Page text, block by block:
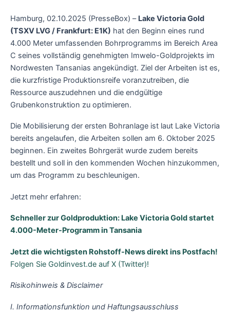
Hamburg, 02.10.2025 (PresseBox) – Lake Victoria Gold
(TSXV LVG / Frankfurt: E1K) hat den Beginn eines rund
4.000 Meter umfassenden Bohrprogramms im Bereich Area
C seines vollständig genehmigten Imwelo-Goldprojekts im
Nordwesten Tansanias angekündigt. Ziel der Arbeiten ist es,
die kurzfristige Produktionsreife voranzutreiben, die
Ressource auszudehnen und die endgültige
Grubenkonstruktion zu optimieren.
Die Mobilisierung der ersten Bohranlage ist laut Lake Victoria
bereits angelaufen, die Arbeiten sollen am 6. Oktober 2025
beginnen. Ein zweites Bohrgerät wurde zudem bereits
bestellt und soll in den kommenden Wochen hinzukommen,
um das Programm zu beschleunigen.
Jetzt mehr erfahren:
Schneller zur Goldproduktion: Lake Victoria Gold startet
4.000-Meter-Programm in Tansania
Jetzt die wichtigsten Rohstoff-News direkt ins Postfach!
Folgen Sie Goldinvest.de auf X (Twitter)!
Risikohinweis & Disclaimer
I. Informationsfunktion und Haftungsausschluss